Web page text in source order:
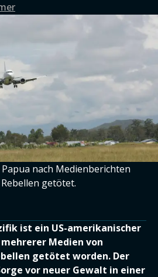
nach Medienberichten
getötet.
ist ein US-amerikanischer
Medien von
getötet worden. Der
vor neuer Gewalt in einer